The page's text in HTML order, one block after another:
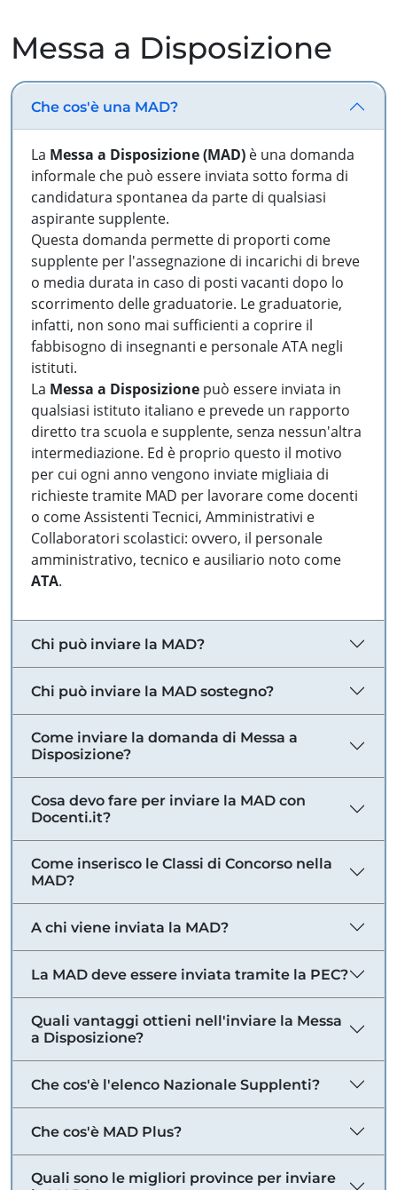
Messa a Disposizione
Che cos'è una MAD?
La Messa a Disposizione (MAD) è una domanda
informale che può essere inviata sotto forma di
candidatura spontanea da parte di qualsiasi
aspirante supplente.
Questa domanda permette di proporti come
supplente per l'assegnazione di incarichi di breve
o media durata in caso di posti vacanti dopo lo
scorrimento delle graduatorie. Le graduatorie,
infatti, non sono mai sufficienti a coprire il
fabbisogno di insegnanti e personale ATA negli
istituti.
La Messa a Disposizione può essere inviata in
qualsiasi istituto italiano e prevede un rapporto
diretto tra scuola e supplente, senza nessun'altra
intermediazione. Ed è proprio questo il motivo
per cui ogni anno vengono inviate migliaia di
richieste tramite MAD per lavorare come docenti
o come Assistenti Tecnici, Amministrativi e
Collaboratori scolastici: ovvero, il personale
amministrativo, tecnico e ausiliario noto come
ATA.
Chi può inviare la MAD?
Chi può inviare la MAD sostegno?
Come inviare la domanda di Messa a
Disposizione?
Cosa devo fare per inviare la MAD con
Docenti.it?
Come inserisco le Classi di Concorso nella
MAD?
A chi viene inviata la MAD?
La MAD deve essere inviata tramite la PEC?
Quali vantaggi ottieni nell'inviare la Messa
a Disposizione?
Che cos'è l'elenco Nazionale Supplenti?
Che cos'è MAD Plus?
Quali sono le migliori province per inviare